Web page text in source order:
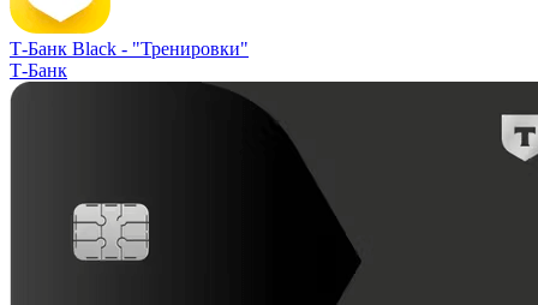
Т-Банк Black - "Тренировки"
Т-Банк